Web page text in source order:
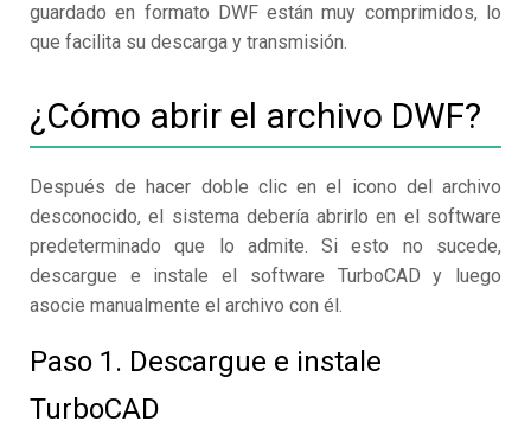
guardado en formato DWF están muy comprimidos, lo
que facilita su descarga y transmisión.
¿Cómo abrir el archivo DWF?
Después de hacer doble clic en el icono del archivo
desconocido, el sistema debería abrirlo en el software
predeterminado que lo admite. Si esto no sucede,
descargue e instale el software TurboCAD y luego
asocie manualmente el archivo con él.
Paso 1. Descargue e instale
TurboCAD